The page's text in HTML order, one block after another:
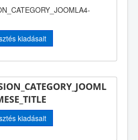
kiadásait
kiadásait